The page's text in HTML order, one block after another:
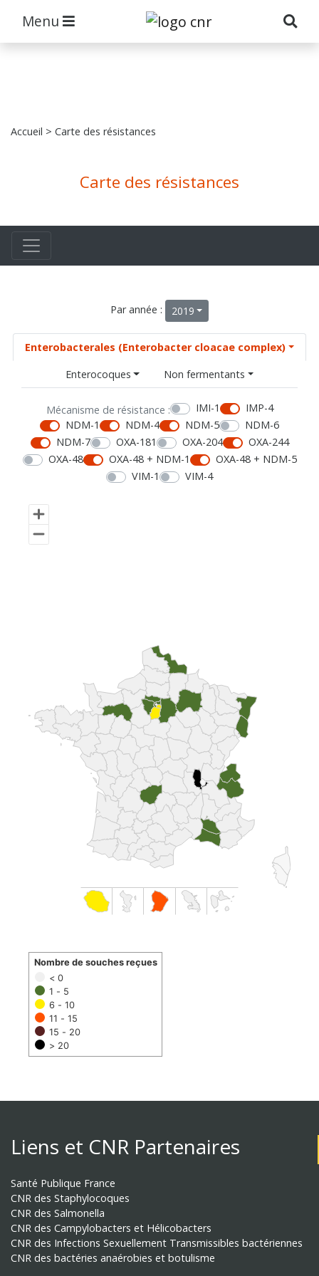
Menu
Accueil > Carte des résistances
Carte des résistances
Par année : 2019
Enterobacterales (Enterobacter cloacae complex)
Enterocoques
Non fermentants
Mécanisme de résistance : IMI-1
IMP-4
NDM-1
NDM-4 NDM-5
NDM-6
NDM-7
OXA-181 OXA-204
OXA-244
OXA-48
OXA-48 + NDM-1
OXA-48 + NDM-5
VIM-1
VIM-4
< 0
1 - 5
6 - 10
11 - 15
15 - 20
> 20
Nombre de souches reçues
Liens et CNR Partenaires
Santé Publique France
CNR des Staphylocoques
CNR des Salmonella
CNR des Campylobacters et Hélicobacters
CNR des Infections Sexuellement Transmissibles bactériennes
CNR des bactéries anaérobies et botulisme